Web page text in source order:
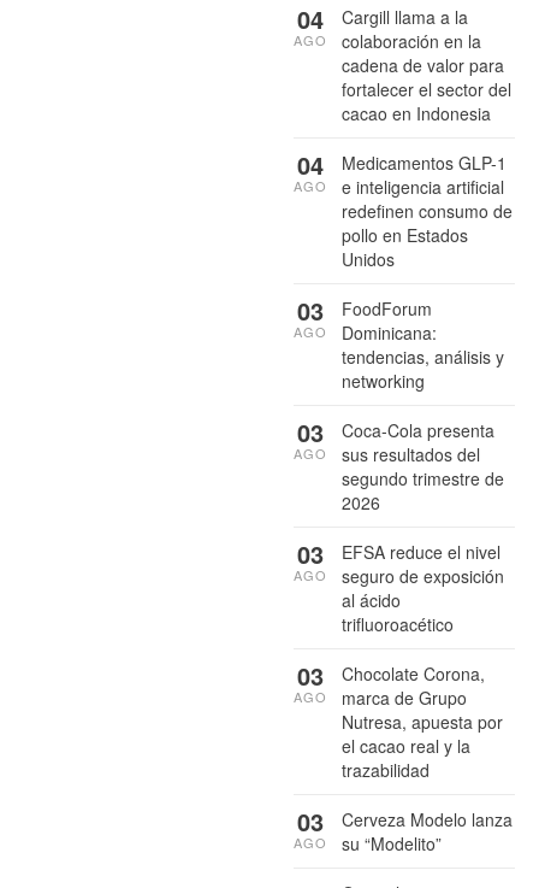
Cargill llama a la
colaboración en la
cadena de valor para
fortalecer el sector del
cacao en Indonesia
04
AGO
Medicamentos GLP-1
e inteligencia artificial
redefinen consumo de
pollo en Estados
Unidos
04
AGO
FoodForum
Dominicana:
tendencias, análisis y
networking
03
AGO
Coca-Cola presenta
sus resultados del
segundo trimestre de
2026
03
AGO
EFSA reduce el nivel
seguro de exposición
al ácido
trifluoroacético
03
AGO
Chocolate Corona,
marca de Grupo
Nutresa, apuesta por
el cacao real y la
trazabilidad
03
AGO
Cerveza Modelo lanza
su “Modelito”
03
AGO